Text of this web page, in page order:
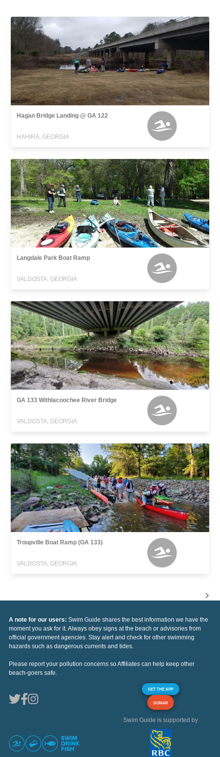
Hagan Bridge Landing @ GA 122
HAHIRA, GEORGIA
Langdale Park Boat Ramp
VALDOSTA, GEORGIA
GA 133 Withlacoochee River Bridge
VALDOSTA, GEORGIA
Troupville Boat Ramp (GA 133)
VALDOSTA, GEORGIA
A note for our users: Swim Guide shares the best information we have the
moment you ask for it. Always obey signs at the beach or advisories from
official government agencies. Stay alert and check for other swimming
hazards such as dangerous currents and tides.
Please report your pollution concerns so Affiliates can help keep other
beach-goers safe.
GET THE APP
DONAR
Swim Guide is supported by